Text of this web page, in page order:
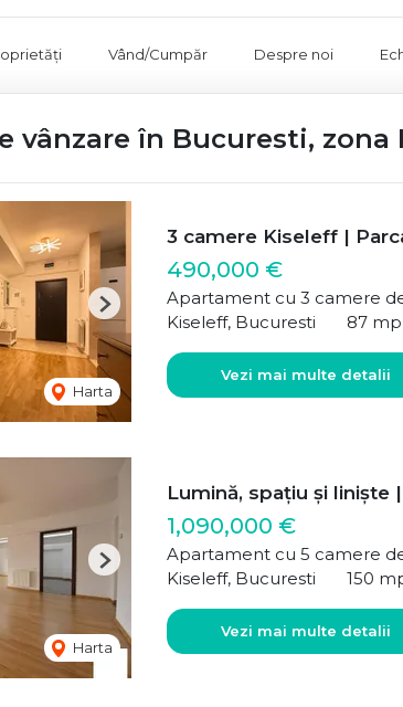
Vând/Cumpăr Despre noi
vânzare în Bucuresti, zona
Harta
Next
3 camere Kiseleff |
490,000 €
Apartament cu 3 camere
Kiseleff, Bucuresti
87 mp
Vezi mai multe detalii
Harta
Next
Lumină, spațiu și liniște
1,090,000 €
Apartament cu 5 camere
Kiseleff, Bucuresti
150
Vezi mai multe detalii